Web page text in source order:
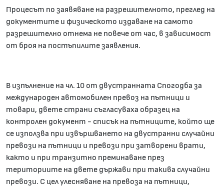
Процесът по заявяване на разрешителното, преглед на
документите и физическото издаване на самото
разрешително отнема не повече от час, в зависимост
от броя на постъпилите заявления.
В изпълнение на чл. 10 от двустранната Спогодба за
международен автомобилен превоз на пътници и
товари, двете страни съгласуваха образец на
контролен документ - списък на пътниците, който ще
се използва при извършването на двустранни случайни
превози на пътници и превози при затворени врати,
както и при транзитно преминаване през
териториите на двете държави при такива случайни
превози. С цел улесняване на превоза на пътници,